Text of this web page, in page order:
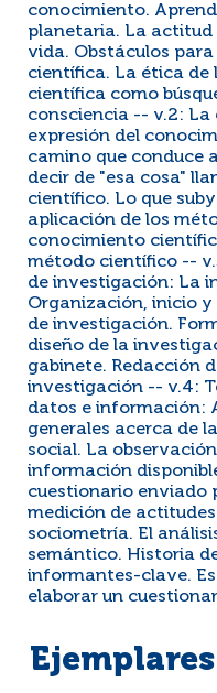
conocimiento.
planetaria. La
vida. Obstáculos
científica. La ética
científica como
consciencia -- v.2:
expresión del
camino que conduce
decir de "esa cosa"
científico. Lo que
aplicación de los
conocimiento
método científico --
de investigación: La
Organización, inicio
de investigación.
diseño de la
gabinete. Redacción
investigación -- v.4:
datos e información:
generales acerca de
social. La
información
cuestionario enviado
medición de
sociometría. El
semántico. Historia
informantes-clave.
elaborar un